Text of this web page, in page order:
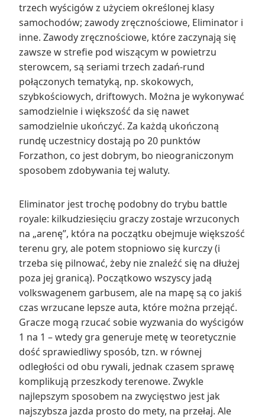
trzech wyścigów z użyciem określonej klasy
samochodów; zawody zręcznościowe, Eliminator i
inne. Zawody zręcznościowe, które zaczynają się
zawsze w strefie pod wiszącym w powietrzu
sterowcem, są seriami trzech zadań-rund
połączonych tematyką, np. skokowych,
szybkościowych, driftowych. Można je wykonywać
samodzielnie i większość da się nawet
samodzielnie ukończyć. Za każdą ukończoną
rundę uczestnicy dostają po 20 punktów
Forzathon, co jest dobrym, bo nieograniczonym
sposobem zdobywania tej waluty.
Eliminator jest trochę podobny do trybu battle
royale: kilkudziesięciu graczy zostaje wrzuconych
na „arenę”, która na początku obejmuje większość
terenu gry, ale potem stopniowo się kurczy (i
trzeba się pilnować, żeby nie znaleźć się na dłużej
poza jej granicą). Początkowo wszyscy jadą
volkswagenem garbusem, ale na mapę są co jakiś
czas wrzucane lepsze auta, które można przejąć.
Gracze mogą rzucać sobie wyzwania do wyścigów
1 na 1 – wtedy gra generuje metę w teoretycznie
dość sprawiedliwy sposób, tzn. w równej
odległości od obu rywali, jednak czasem sprawę
komplikują przeszkody terenowe. Zwykle
najlepszym sposobem na zwycięstwo jest jak
najszybsza jazda prosto do mety, na przełaj. Ale